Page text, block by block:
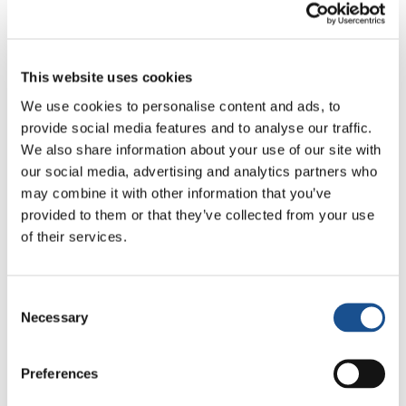
This website uses cookies
We use cookies to personalise content and ads, to
provide social media features and to analyse our traffic.
We also share information about your use of our site with
our social media, advertising and analytics partners who
may combine it with other information that you’ve
provided to them or that they’ve collected from your use
of their services.
Selection
Necessary
Preferences
momento, más que nunca, sentimos cuánto la
solo a la guerra, es la paz que llevemos en el
corazón. Tenerla, antes que todo, ser los
primeros protagonistas. Es inútil
responsabilizar a otros por la situación de los
problemas mundiales. La paz depende de mí,
depende de mí, si primero la tengo en mi
corazón. La tengo en mi corazón si amo. Si soy
capaz de amar, eso significa ver a todos como
que están en dado de la paz: amar a todos,
recíprocamente. Si pongo en práctica estos
valores, dentro de mí hay una fuerza y todo lo